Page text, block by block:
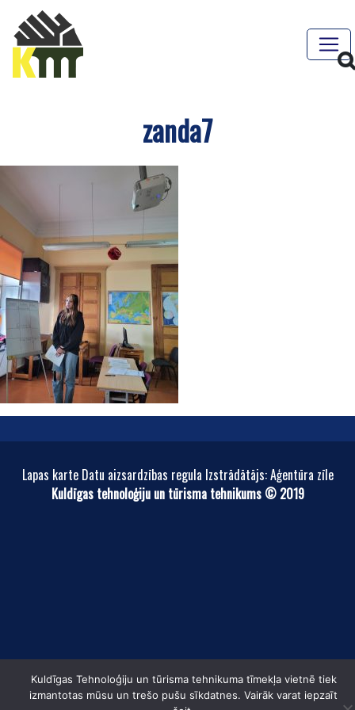
zanda7
Lapas karte Datu aizsardzības regula Izstrādātājs: Aģentūra zīle
Kuldīgas tehnoloģiju un tūrisma tehnikums © 2019
Kuldīgas Tehnoloģiju un tūrisma tehnikuma tīmekļa vietnē tiek
izmantotas mūsu un trešo pušu sīkdatnes. Vairāk varat iepzaīt